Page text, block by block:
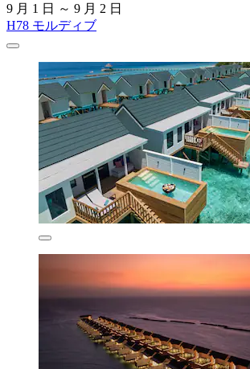
9 月 1 日 ～ 9 月 2 日
H78 モルディブ